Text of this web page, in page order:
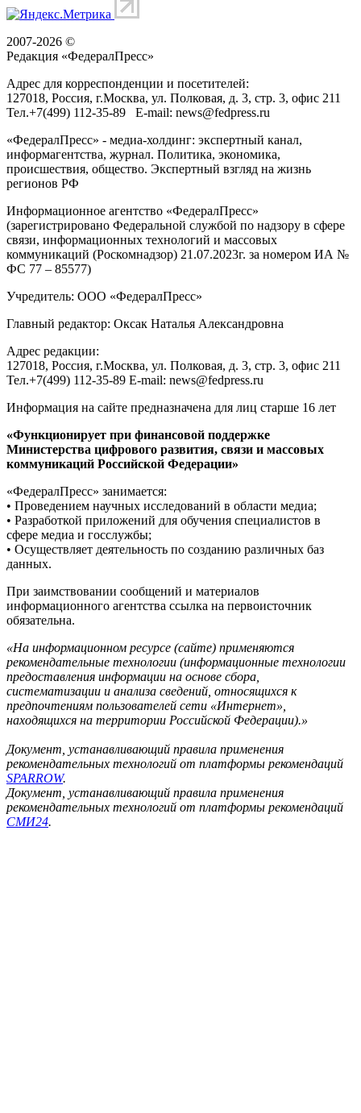
2007-2026 ©
Редакция «ФедералПресс»
Адрес для корреспонденции и посетителей:
127018, Россия, г.Москва, ул. Полковая, д. 3, стр. 3, офис 211
Тел.+7(499) 112-35-89 E-mail: news@fedpress.ru
«ФедералПресс» - медиа-холдинг: экспертный канал,
информагентства, журнал. Политика, экономика,
происшествия, общество. Экспертный взгляд на жизнь
регионов РФ
Информационное агентство «ФедералПресс»
(зарегистрировано Федеральной службой по надзору в сфере
связи, информационных технологий и массовых
коммуникаций (Роскомнадзор) 21.07.2023г. за номером ИА №
ФС 77 – 85577)
Учредитель: ООО «ФедералПресс»
Главный редактор: Оксак Наталья Александровна
Адрес редакции:
127018, Россия, г.Москва, ул. Полковая, д. 3, стр. 3, офис 211
Тел.+7(499) 112-35-89 E-mail: news@fedpress.ru
Информация на сайте предназначена для лиц старше 16 лет
«Функционирует при финансовой поддержке
Министерства цифрового развития, связи и массовых
коммуникаций Российской Федерации»
«ФедералПресс» занимается:
• Проведением научных исследований в области медиа;
• Разработкой приложений для обучения специалистов в
сфере медиа и госслужбы;
• Осуществляет деятельность по созданию различных баз
данных.
При заимствовании сообщений и материалов
информационного агентства ссылка на первоисточник
обязательна.
«На информационном ресурсе (сайте) применяются
рекомендательные технологии (информационные технологии
предоставления информации на основе сбора,
систематизации и анализа сведений, относящихся к
предпочтениям пользователей сети «Интернет»,
находящихся на территории Российской Федерации).»
Документ, устанавливающий правила применения
рекомендательных технологий от платформы рекомендаций
SPARROW.
Документ, устанавливающий правила применения
рекомендательных технологий от платформы рекомендаций
СМИ24.